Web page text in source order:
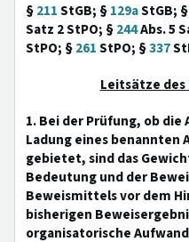
§211StGB; §129aStGB; §
Satz 2 StPO; §244Abs. 5
StPO; §261StPO; §337
Leitsätze
1. Bei der Prüfung, ob
Ladung eines benannten
gebietet, sind das
Bedeutung und der
Beweismittels vor dem
bisherigen
organisatorische